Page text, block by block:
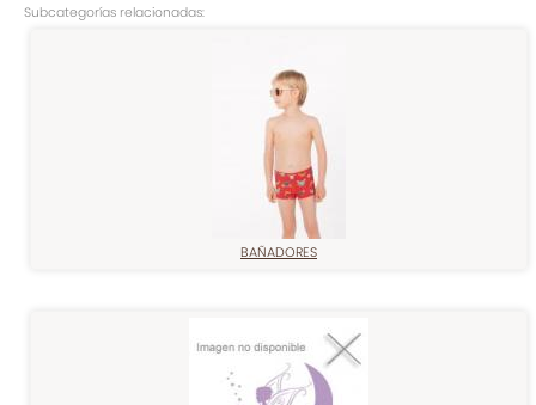
Subcategorías relacionadas:
BAÑADORES